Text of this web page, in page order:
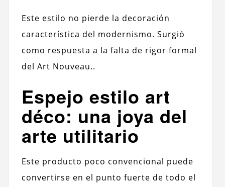
Este estilo no pierde la decoración
característica del modernismo. Surgió
como respuesta a la falta de rigor formal
del Art Nouveau..
Espejo estilo art
déco: una joya del
arte utilitario
Este producto poco convencional puede
convertirse en el punto fuerte de todo el